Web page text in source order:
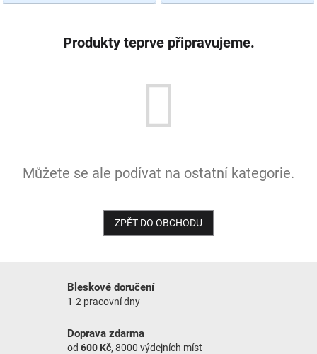
%
Produkty teprve připravujeme.
Můžete se ale podívat na ostatní kategorie.
ZPĚT DO OBCHODU
Bleskové doručení
1-2 pracovní dny
Doprava zdarma
od 600 Kč, 8000 výdejních míst